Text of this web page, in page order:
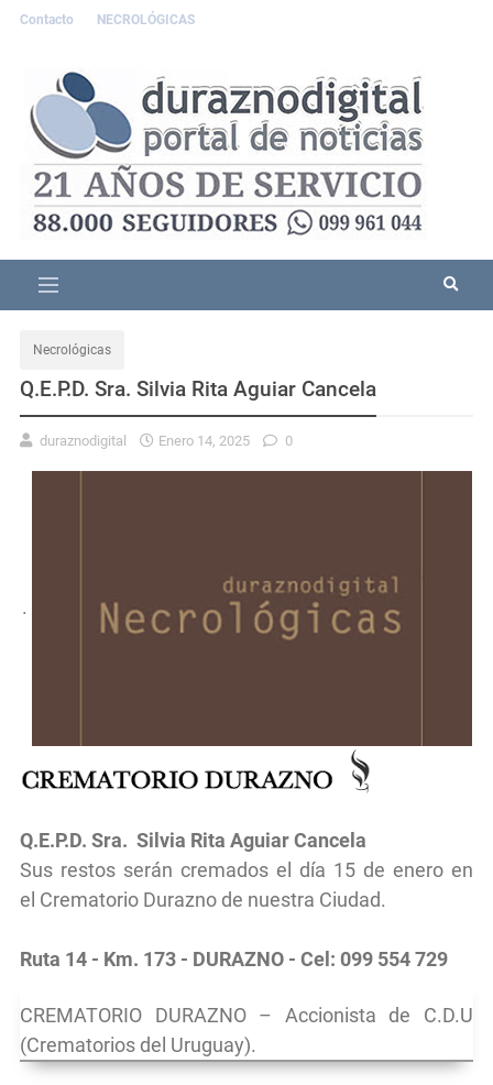
Contacto NECROLÓGICAS
Necrológicas
Q.E.P.D. Sra. Silvia Rita Aguiar Cancela
duraznodigital Enero 14, 2025 0
.
Q.E.P.D. Sra. Silvia Rita Aguiar Cancela
Sus restos serán cremados el día 15 de enero en
el Crematorio Durazno de nuestra Ciudad.
Ruta 14 - Km. 173 - DURAZNO - Cel: 099 554 729
CREMATORIO DURAZNO – Accionista de C.D.U
(Crematorios del Uruguay).